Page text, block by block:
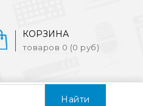
Найти
КОРЗИНА
товаров 0 (0 руб)